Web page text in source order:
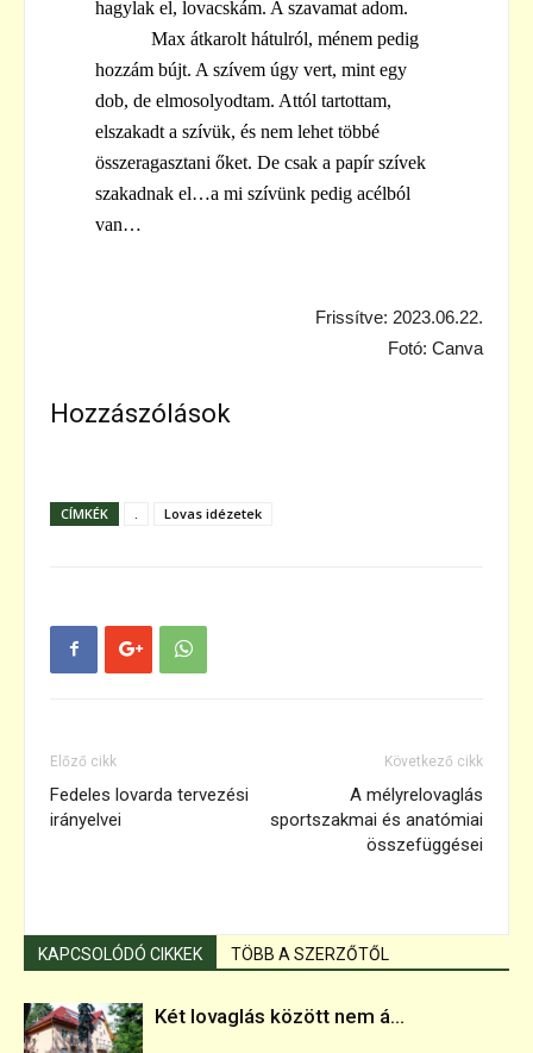
hagylak el, lovacskám. A szavamat adom.
Max átkarolt hátulról, ménem pedig
hozzám bújt. A szívem úgy vert, mint egy
dob, de elmosolyodtam. Attól tartottam,
elszakadt a szívük, és nem lehet többé
összeragasztani őket. De csak a papír szívek
szakadnak el…a mi szívünk pedig acélból
van…
Frissítve: 2023.06.22.
Fotó: Canva
Hozzászólások
CÍMKÉK Lovas idézetek
Előző cikk
Fedeles lovarda tervezési
irányelvei
Következő cikk
A mélyrelovaglás
sportszakmai és anatómiai
összefüggései
KAPCSOLÓDÓ CIKKEK TÖBB A SZERZŐTŐL
Két lovaglás között nem á...